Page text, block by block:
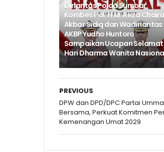
Dirlantas Polda Sumbar
Kombes Pol. H.M. Reza
Akbar Sidiq dan Wadirlantas
AKBP Yudho Huntoro
Sampaikan Ucapan Selamat
Hari Dharma Wanita
PREVIOUS
DPW dan DPD/DPC Partai
Bersama, Perkuat Komitmen
Kemenangan Umat 2029